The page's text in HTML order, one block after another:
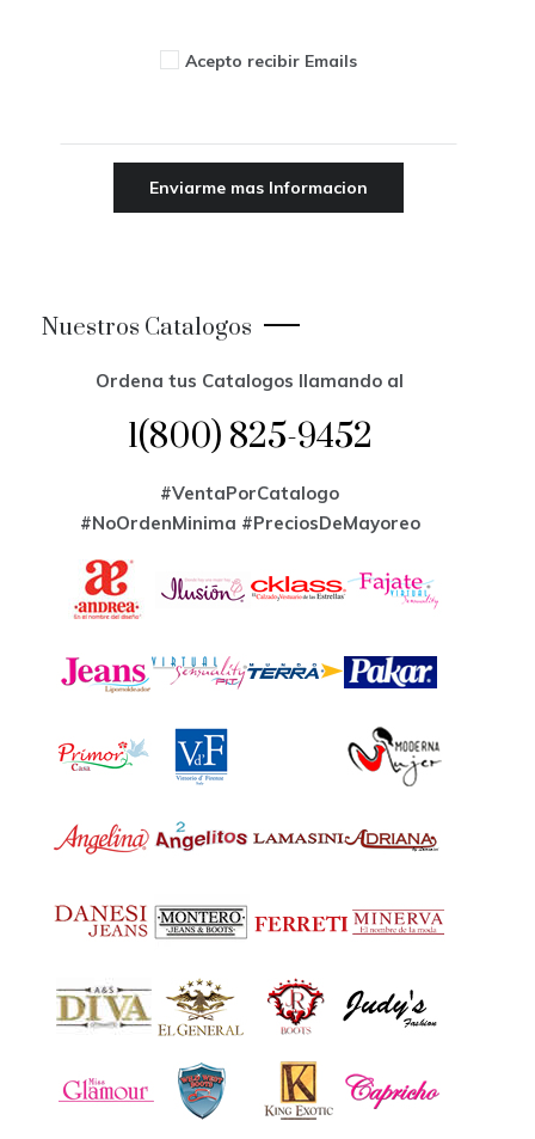
Acepto recibir Emails
Nuestros Catalogos
Ordena tus Catalogos llamando al
1(800) 825-9452
#VentaPorCatalogo
#NoOrdenMinima #PreciosDeMayoreo